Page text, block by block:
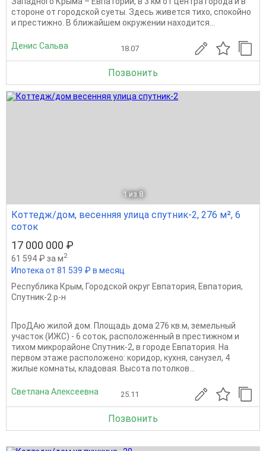
стороне от городской суеты. Здесь живется тихо, спокойно
и престижно. В ближайшем окружении находится...
Денис Сальва 18.07
Позвонить
1 из 8
Коттедж/дом, весенняя улица спутник-2, 276 м², 6
соток
17 000 000 ₽
61 594 ₽ за м2
Ипотека от 81 539 ₽ в месяц
Республика Крым, Городской округ Евпатория, Евпатория,
Спутник-2 р-н
ПроДАю жилой дом. Площадь дома 276 кв.м, земельный
участок (ИЖС) - 6 соток, расположенный в престижном и
тихом микрорайоне Спутник-2, в городе Евпатория. На
первом этаже расположено: коридор, кухня, санузел, 4
жилые комнаты, кладовая. Высота потолков...
Светлана Алексеевна 25.11
Позвонить